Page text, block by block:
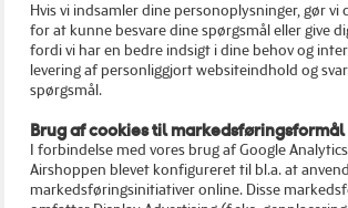
Hvis vi indsamler dine personoplysninger, gør vi
for at kunne besvare dine spørgsmål eller give
fordi vi har en bedre indsigt i dine behov og
levering af personliggjort websiteindhold og
spørgsmål.
Brug af cookies til markedsføringsformål
I forbindelse med vores brug af Google
Airshoppen blevet konfigureret til bl.a. at
markedsføringsinitiativer online. Disse